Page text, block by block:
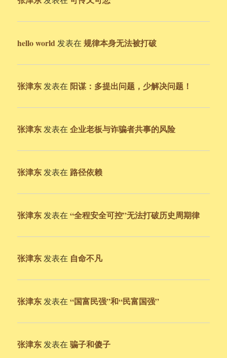
hello world 发表在规律本身无法被打破
张津东 发表在 阳谋：多提出问题，少解决问题！
张津东 发表在企业老板与诈骗者共事的风险
张津东 发表在 路径依赖
张津东 发表在“全程安全可控”无法打破历史周期律
张津东 发表在 自命不凡
张津东 发表在“国富民强”和“民富国强”
张津东 发表在骗子和傻子